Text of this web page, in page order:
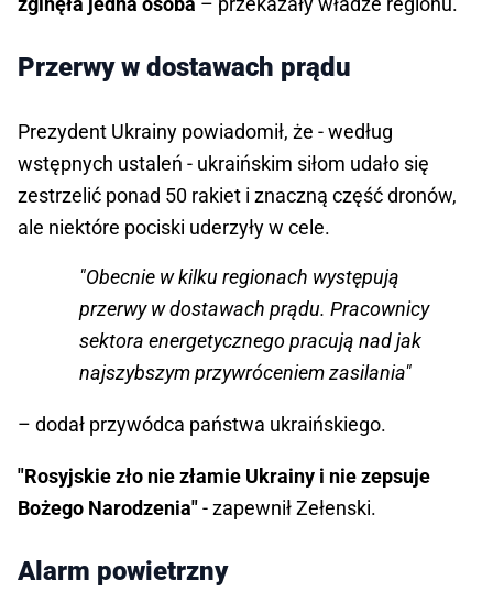
Przerwy w dostawach prądu
Prezydent Ukrainy powiadomił, że - według
wstępnych ustaleń - ukraińskim siłom udało się
zestrzelić ponad 50 rakiet i znaczną część dronów,
ale niektóre pociski uderzyły w cele.
"Obecnie w kilku regionach występują
przerwy w dostawach prądu. Pracownicy
sektora energetycznego pracują nad jak
najszybszym przywróceniem zasilania"
– dodał przywódca państwa ukraińskiego.
"Rosyjskie zło nie złamie Ukrainy i nie zepsuje
Bożego Narodzenia"- zapewnił Zełenski.
Alarm powietrzny